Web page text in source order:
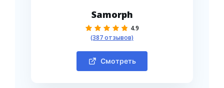
Samorph
4.9
(387 отзывов)
Смотреть